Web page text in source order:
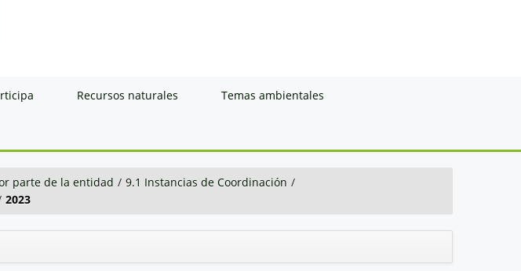
Recursos naturales Temas ambientales
parte de la entidad / 9.1 Instancias de Coordinación /
2023